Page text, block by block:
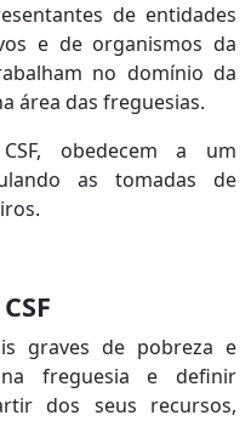
de entidades
e de organismos da
no domínio da
área das freguesias.
obedecem a um
as tomadas de
graves de pobreza e
na freguesia e definir
dos seus recursos,